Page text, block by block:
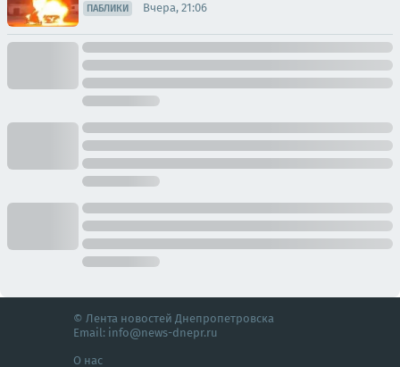
ПАБЛИКИ Вчера, 21:06
© Лента новостей Днепропетровска
Email: info@news-dnepr.ru
О нас